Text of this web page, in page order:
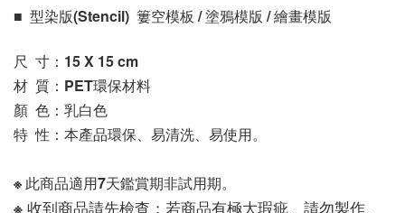
■  型染版(Stencil)  簍空模板 / 塗鴉模版 / 繪畫模版
尺  寸：15 X 15 cm
材  質：PET環保材料
顏  色：乳白色
特  性：本產品環保、易清洗、易使用。
※ 此商品適用7天鑑賞期非試用期。
※ 收到商品請先檢查；若商品有極大瑕疵、請勿製作、